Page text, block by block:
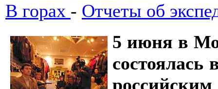
В горах - Отчеты об
5 июня в
состоялась